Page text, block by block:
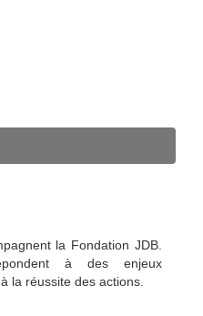
la Fondation JDB.
à des enjeux
la réussite des actions.